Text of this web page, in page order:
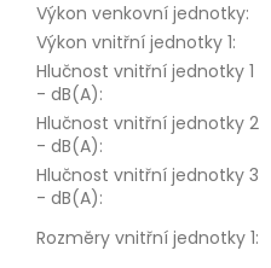
Výkon venkovní jednotky:
Výkon vnitřní jednotky 1:
Hlučnost vnitřní jednotky 1
- dB(A):
Hlučnost vnitřní jednotky 2
- dB(A):
Hlučnost vnitřní jednotky 3
- dB(A):
Rozměry vnitřní jednotky 1: